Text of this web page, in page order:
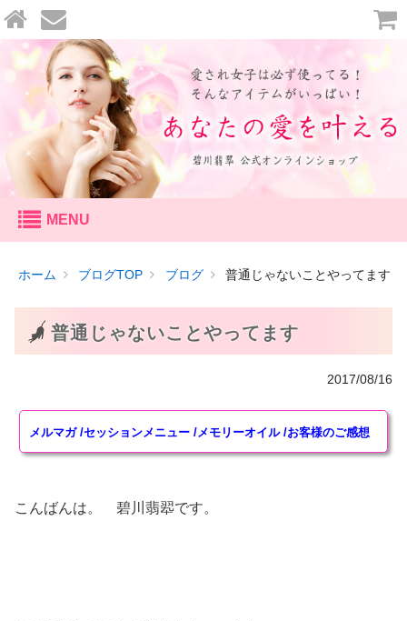
鑑定
ヒーリングアイテム
特殊ワーク・ヒーリング
ホーム ブログTOP ブログ 普通じゃないことやってます
普通じゃないことやってます
2017/08/16
メルマガ /セッションメニュー / メモリーオイル /お客様のご感想
こんばんは。 碧川翡翆です。